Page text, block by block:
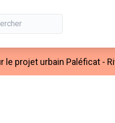
le projet urbain Paléficat -